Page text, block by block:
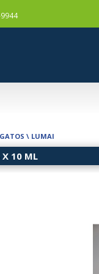
\ LUMAI
X 10 ML